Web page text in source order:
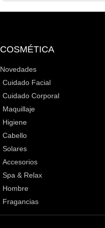
COSMÉTICA
Novedades
Cuidado Facial
Cuidado Corporal
Maquillaje
Higiene
Cabello
Solares
Accesorios
Spa & Relax
Hombre
Fragancias